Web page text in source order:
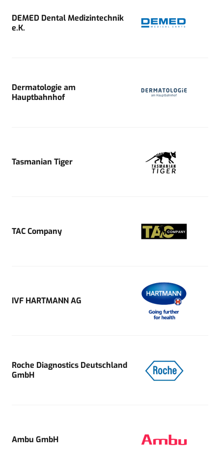
DEMED Dental Medizintechnik
e.K.
Dermatologie am
Hauptbahnhof
Tasmanian Tiger
TAC Company
IVF HARTMANN AG
Roche Diagnostics Deutschland
GmbH
Ambu GmbH